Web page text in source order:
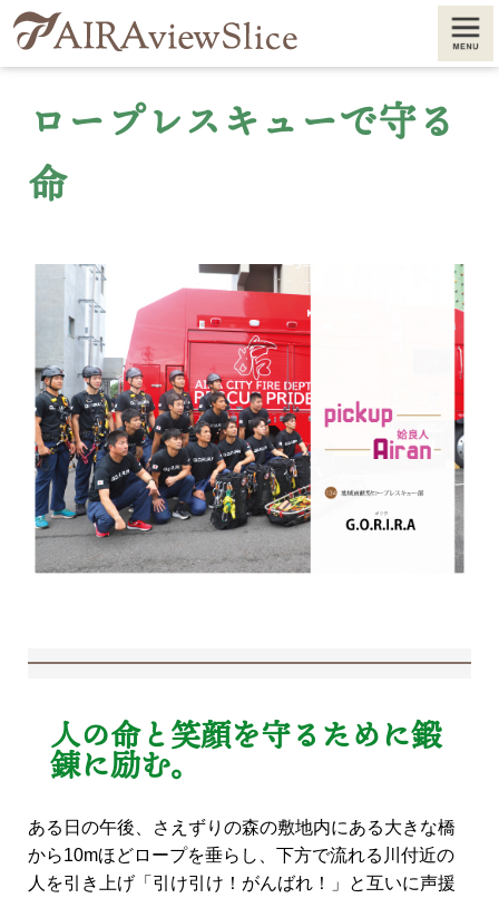
メニュ
ロープレスキューで守る
命
人の命と笑顔を守るために鍛
錬に励む。
ある日の午後、さえずりの森の敷地内にある大きな橋
から10mほどロープを垂らし、下方で流れる川付近の
人を引き上げ「引け引け！がんばれ！」と互いに声援